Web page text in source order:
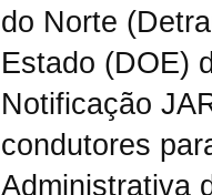
do Norte
Estado (DOE)
Notificação
condutores
Administrativa